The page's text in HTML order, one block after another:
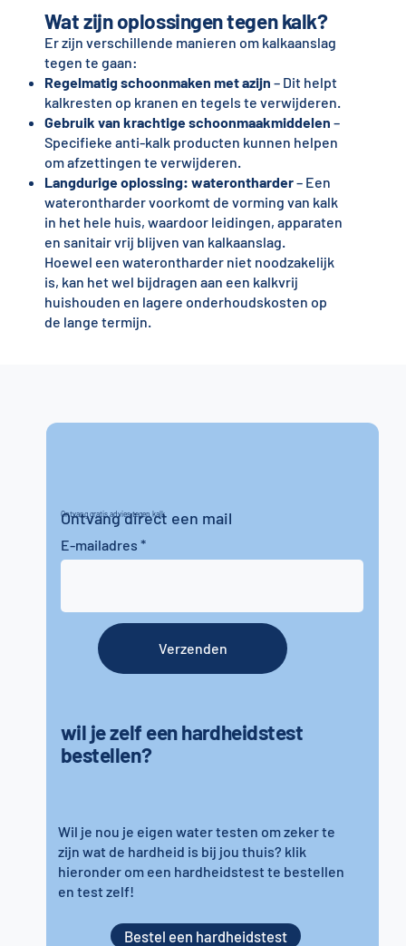
Wat zijn oplossingen tegen kalk?
Er zijn verschillende manieren om kalkaanslag
tegen te gaan:
Regelmatig schoonmaken met azijn – Dit helpt
kalkresten op kranen en tegels te verwijderen.
Gebruik van krachtige schoonmaakmiddelen –
Specifieke anti-kalk producten kunnen helpen
om afzettingen te verwijderen.
Langdurige oplossing: waterontharder– Een
waterontharder voorkomt de vorming van kalk
in het hele huis, waardoor leidingen, apparaten
en sanitair vrij blijven van kalkaanslag.
Hoewel een waterontharder niet noodzakelijk
is, kan het wel bijdragen aan een kalkvrij
huishouden en lagere onderhoudskosten op
de lange termijn.
Ontvang gratis advies tegen kalk
Ontvang direct een mail
wil je zelf een hardheidstest
bestellen?
E-mailadres
Wil je nou je eigen water testen om zeker te
zijn wat de hardheid is bij jou thuis? klik
hieronder om een hardheidstest te bestellen
en test zelf!
Verzenden
Bestel een hardheidstest